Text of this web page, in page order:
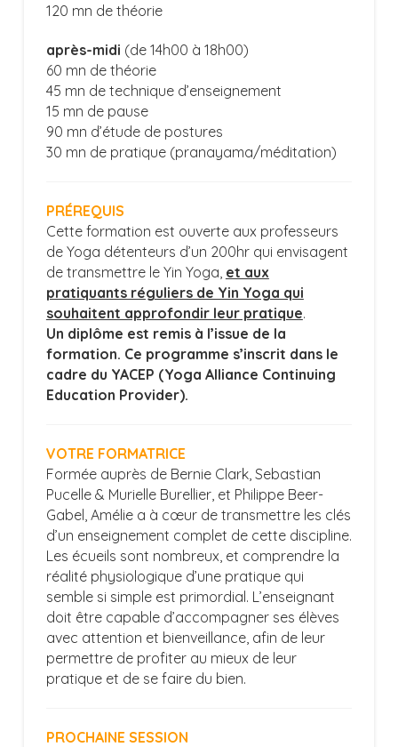
120 mn de théorie
après-midi (de 14h00 à 18h00)
60 mn de théorie
45 mn de technique d’enseignement
15 mn de pause
90 mn d’étude de postures
30 mn de pratique (pranayama/méditation)
PRÉREQUIS
Cette formation est ouverte aux professeurs
de Yoga détenteurs d’un 200hr qui envisagent
de transmettre le Yin Yoga, et aux
pratiquants réguliers de Yin Yoga qui
souhaitent approfondir leur pratique.
Un diplôme est remis à l’issue de la
formation. Ce programme s’inscrit dans le
cadre du YACEP (Yoga Alliance Continuing
Education Provider).
VOTRE FORMATRICE
Formée auprès de Bernie Clark, Sebastian
Pucelle & Murielle Burellier, et Philippe Beer-
Gabel, Amélie a à cœur de transmettre les clés
d’un enseignement complet de cette discipline.
Les écueils sont nombreux, et comprendre la
réalité physiologique d’une pratique qui
semble si simple est primordial. L’enseignant
doit être capable d’accompagner ses élèves
avec attention et bienveillance, afin de leur
permettre de profiter au mieux de leur
pratique et de se faire du bien.
PROCHAINE SESSION